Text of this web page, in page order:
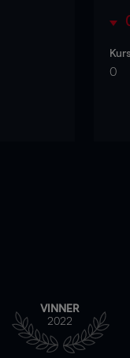
Kurs
0
VINNER
2022